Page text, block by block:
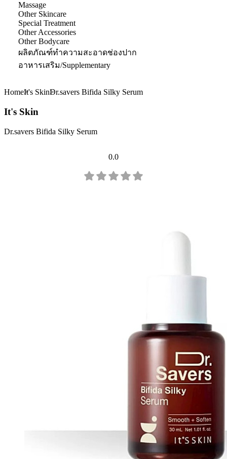
Massage
Other Skincare
Special Treatment
Other Accessories
Other Bodycare
ผลิตภัณฑ์ทำความสะอาดช่องปาก
อาหารเสริม/Supplementary
HomeIt's SkinDr.savers Bifida Silky Serum
It's Skin
Dr.savers Bifida Silky Serum
0.0